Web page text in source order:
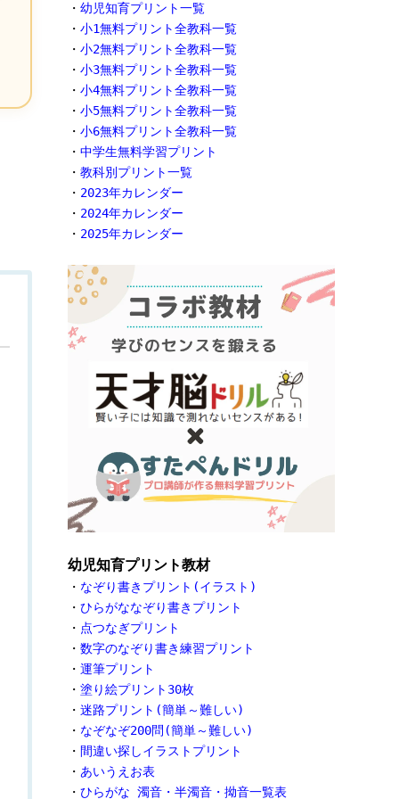
・ 幼児知育プリント一覧
・ 小1無料プリント全教科一覧
・ 小2無料プリント全教科一覧
・ 小3無料プリント全教科一覧
・ 小4無料プリント全教科一覧
・ 小5無料プリント全教科一覧
・ 小6無料プリント全教科一覧
・ 中学生無料学習プリント
・ 教科別プリント一覧
・ 2023年カレンダー
・ 2024年カレンダー
・ 2025年カレンダー
幼児知育プリント教材
・ なぞり書きプリント(イラスト)
・ ひらがななぞり書きプリント
・ 点つなぎプリント
・ 数字のなぞり書き練習プリント
・ 運筆プリント
・ 塗り絵プリント30枚
・ 迷路プリント(簡単～難しい)
・ なぞなぞ200問(簡単～難しい)
・ 間違い探しイラストプリント
・ あいうえお表
・ ひらがな 濁音・半濁音・拗音一覧表